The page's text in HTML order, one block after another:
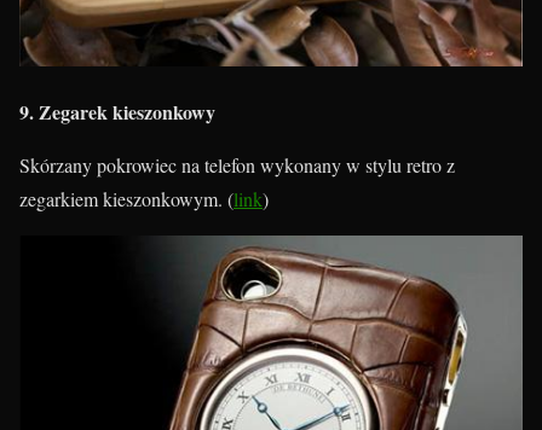
9. Zegarek kieszonkowy
Skórzany pokrowiec na telefon wykonany w stylu retro z
zegarkiem kieszonkowym. (link)